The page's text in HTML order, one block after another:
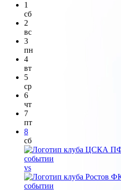
1
сб
2
вс
3
пн
4
вт
5
ср
6
чт
7
пт
8
сб
vs